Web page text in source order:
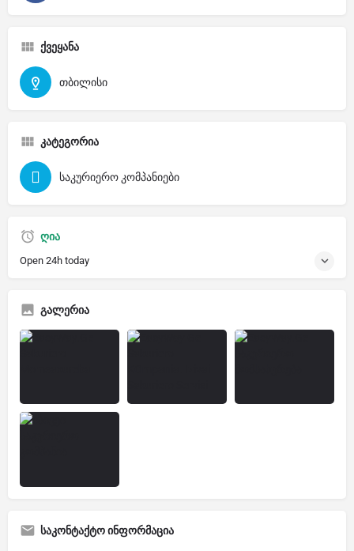
ქვეყანა
თბილისი
კატეგორია
საკურიერო კომპანიები
ღია
Open 24h today
გალერია
საკონტაქტო ინფორმაცია